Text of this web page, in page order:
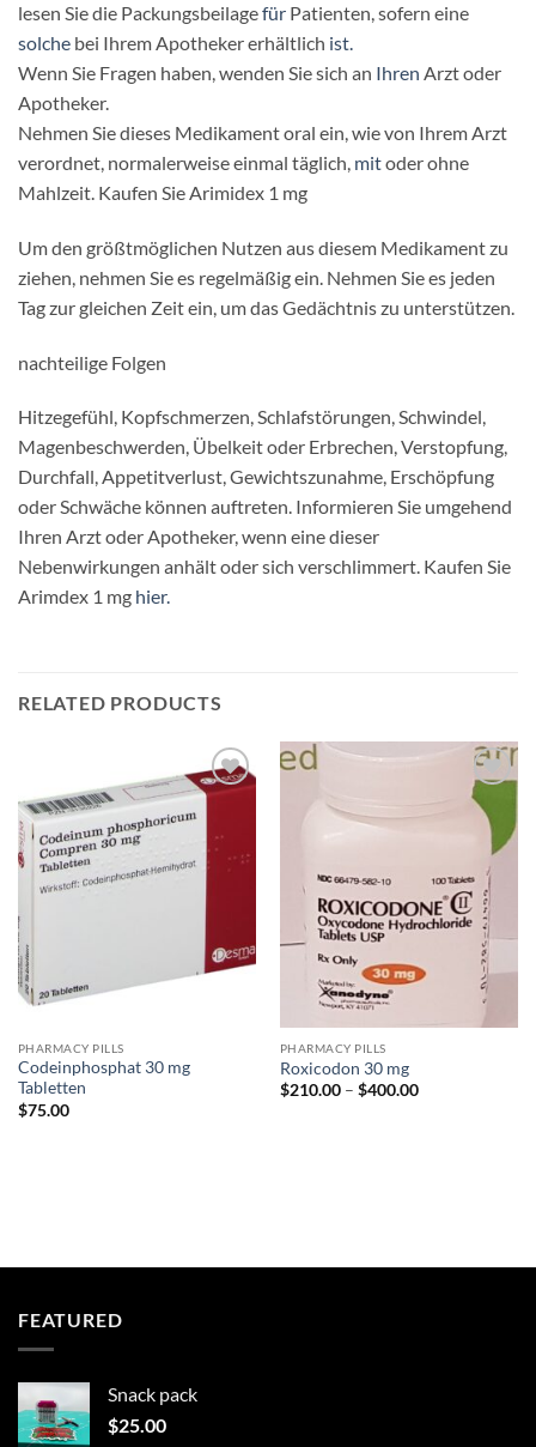
lesen Sie die Packungsbeilagefür Patienten, sofern eine
solche bei Ihrem Apotheker erhältlich ist.
Wenn Sie Fragen haben, wenden Sie sich an Ihren Arzt oder
Apotheker.
Nehmen Sie dieses Medikament oral ein, wie von Ihrem Arzt
verordnet, normalerweise einmal täglich, mitoder ohne
Mahlzeit. Kaufen Sie Arimidex 1 mg
Um den größtmöglichen Nutzen aus diesem Medikament zu
ziehen, nehmen Sie es regelmäßig ein. Nehmen Sie es jeden
Tag zur gleichen Zeit ein, um das Gedächtnis zu unterstützen.
nachteilige Folgen
Hitzegefühl, Kopfschmerzen, Schlafstörungen, Schwindel,
Magenbeschwerden, Übelkeit oder Erbrechen, Verstopfung,
Durchfall, Appetitverlust, Gewichtszunahme, Erschöpfung
oder Schwäche können auftreten. Informieren Sie umgehend
Ihren Arzt oder Apotheker, wenn eine dieser
Nebenwirkungen anhält oder sich verschlimmert. Kaufen Sie
Arimdex 1 mg hier.
RELATED PRODUCTS
PHARMACY PILLS
Codeinphosphat 30 mg
Tabletten
$75.00
Add to
wishlist
PHARMACY PILLS
Roxicodon 30 mg
$210.00 – $400.00Price
FEATURED
Snack pack
$25.00